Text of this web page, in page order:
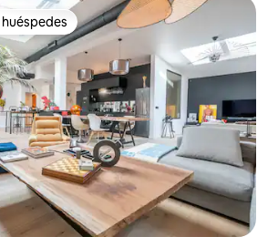
Favorito entre huéspedes